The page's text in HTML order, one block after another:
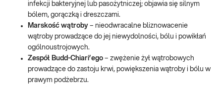
infekcji bakteryjnej lub pasożytniczej; objawia się silnym
bólem, gorączką i dreszczami.
Marskość wątroby – nieodwracalne bliznowacenie
wątroby prowadzące do jej niewydolności, bólu i powikłań
ogólnoustrojowych.
Zespół Budd-Chiari’ego – zwężenie żył wątrobowych
prowadzące do zastoju krwi, powiększenia wątroby i bólu w
prawym podżebrzu.